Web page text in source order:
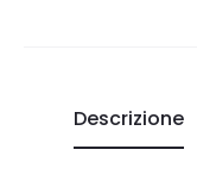
Descrizione